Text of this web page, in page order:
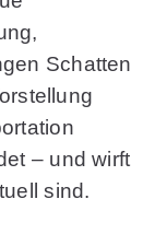
Schatten
– und wirft
sind.